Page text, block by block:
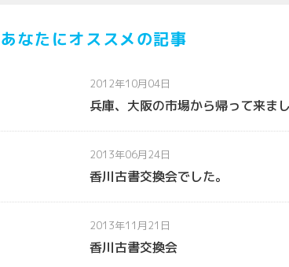
あなたにオススメの記事
2012年10月04日
兵庫、大阪の市場から帰って来ま
2013年06月24日
香川古書交換会でした。
2013年11月21日
香川古書交換会